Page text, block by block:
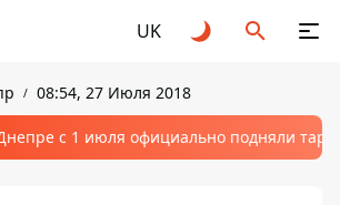
UK
08:54, 27 Июля 2018
с 1 июля официально подняли